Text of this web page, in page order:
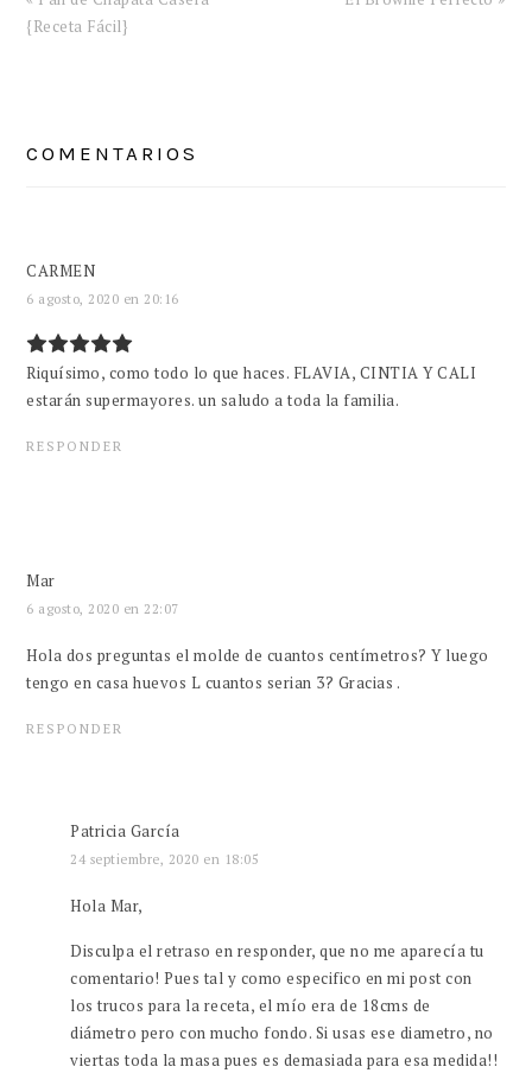
anterior:
{Receta Fácil}
CON
COMENTARIOS
CARMEN
6 agosto, 2020 en 20:16
Riquísimo, como todo lo que haces. FLAVIA, CINTIA Y CALI
estarán supermayores. un saludo a toda la familia.
RESPONDER
Mar
6 agosto, 2020 en 22:07
Hola dos preguntas el molde de cuantos centímetros? Y luego
tengo en casa huevos L cuantos serian 3? Gracias .
RESPONDER
Patricia García
24 septiembre, 2020 en 18:05
Hola Mar,
Disculpa el retraso en responder, que no me aparecía tu
comentario! Pues tal y como especifico en mi post con
los trucos para la receta, el mío era de 18cms de
diámetro pero con mucho fondo. Si usas ese diametro, no
viertas toda la masa pues es demasiada para esa medida!!